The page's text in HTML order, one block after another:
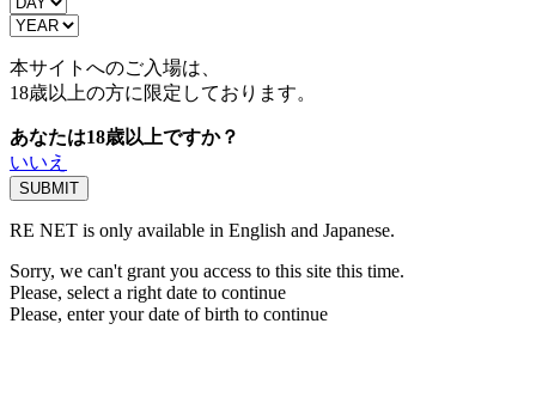
本サイトへのご入場は、
18歳以上の方に限定しております。
あなたは18歳以上ですか？
いいえ
RE NET is only available in English and Japanese.
Sorry, we can't grant you access to this site this time.
Please, select a right date to continue
Please, enter your date of birth to continue